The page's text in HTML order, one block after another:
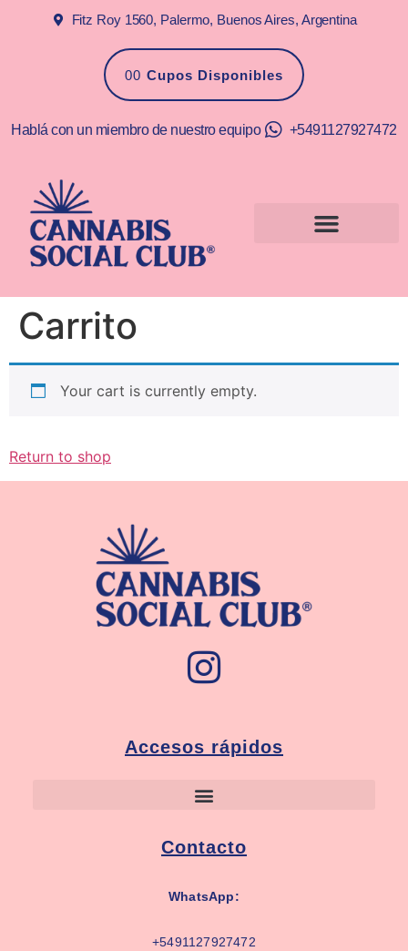
Fitz Roy 1560, Palermo, Buenos Aires, Argentina
00 Cupos Disponibles
Hablá con un miembro de nuestro equipo +5491127927472
Carrito
Your cart is currently empty.
Return to shop
Accesos rápidos
Contacto
WhatsApp:
+5491127927472